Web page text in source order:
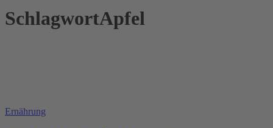
SchlagwortApfel
Ernährung